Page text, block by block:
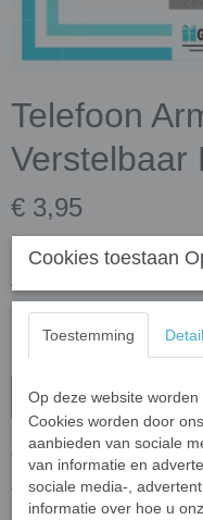
Telefoon
Verstelbaar
€ 3,95
Aantal
In winkelwagen
Telefoon
Telefoonkoord verstelbaar
Cookies toestaan
Toestemming
Op deze website
Cookies worden door
aanbieden van sociale
van informatie en
sociale media-,
informatie over hoe u